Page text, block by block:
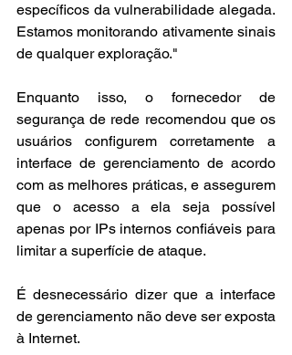
específicos da vulnerabilidade alegada.
Estamos monitorando ativamente sinais
de qualquer exploração."
Enquanto isso, o fornecedor de
segurança de rede recomendou que os
usuários configurem corretamente a
interface de gerenciamento de acordo
com as melhores práticas, e assegurem
que o acesso a ela seja possível
apenas por IPs internos confiáveis para
limitar a superfície de ataque.
É desnecessário dizer que a interface
de gerenciamento não deve ser exposta
à Internet.